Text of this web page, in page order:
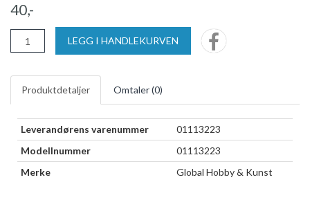
40,-
LEGG I HANDLEKURVEN
Produktdetaljer Omtaler (0)
Leverandørens varenummer
01113223
Modellnummer
01113223
Merke
Global Hobby & Kunst